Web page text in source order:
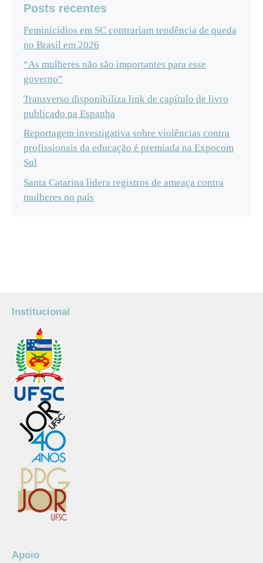
Posts recentes
Feminicídios em SC contrariam tendência de queda
no Brasil em 2026
“As mulheres não são importantes para esse
governo”
Transverso disponibiliza link de capítulo de livro
publicado na Espanha
Reportagem investigativa sobre violências contra
profissionais da educação é premiada na Expocom
Sul
Santa Catarina lidera registros de ameaça contra
mulheres no país
Institucional
Apoio